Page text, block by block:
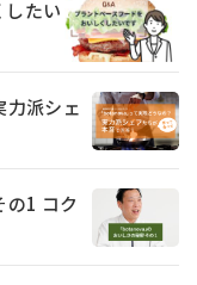
たい
派シェ
1 コク